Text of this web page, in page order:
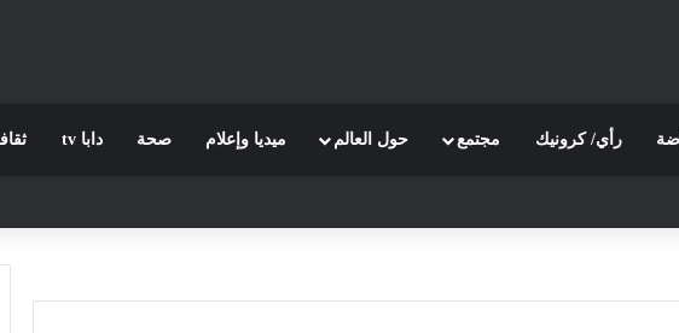
رأي/ كرونيك مجتمع حول العالم ميديا وإعلام صحة دابا tv